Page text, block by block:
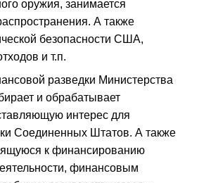
оружия, занимается
А также
безопасности США,
и т.п.
разведки Министерства
и обрабатывает
интерес для
Соединенных Штатов. А также
к финансированию
финансовым